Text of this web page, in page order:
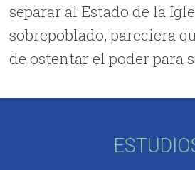
separar al Estado de la
sobrepoblado, pareciera
de ostentar el poder para